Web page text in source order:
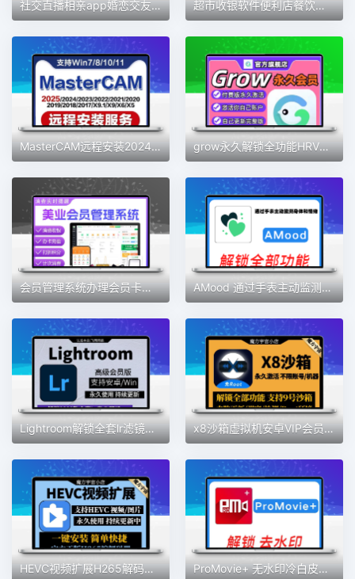
社交直播相亲app婚恋交友软件开发定制视频交友一对一语音聊天室 超市收银软件便利店餐饮服装版收银系统会员管理手机版收银系统
MasterCAM远程安装2024/2025/2023/2022/21/2017X9/X5/v9.1MC软件 grow永久解锁全功能HRV压力自测习惯健康好伙伴素材
会员管理系统办理会员卡手机收银充值积分营销美发美甲美睫美容院 AMood 通过手表主动监测身体和情绪 自律 学习 软件素材
Lightroom解锁全套lr滤镜预设蒙版专业高级版安卓手机2025lr电脑 x8沙箱虚拟机安卓VIP会员版全功能版免root去广告支持安卓13系统
HEVC视频扩展H265解码器Win10插件MOV/HEIC图像HEIF安装编码工具 ProMovie+ 无水印冷白皮专业摄像机录音曝光对焦4K拍摄素材包更新